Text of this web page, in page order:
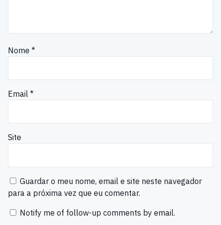
Nome *
Email *
Site
Guardar o meu nome, email e site neste navegador
para a próxima vez que eu comentar.
Notify me of follow-up comments by email.